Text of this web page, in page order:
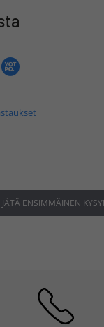
JÄTÄ ENSIMMÄINEN